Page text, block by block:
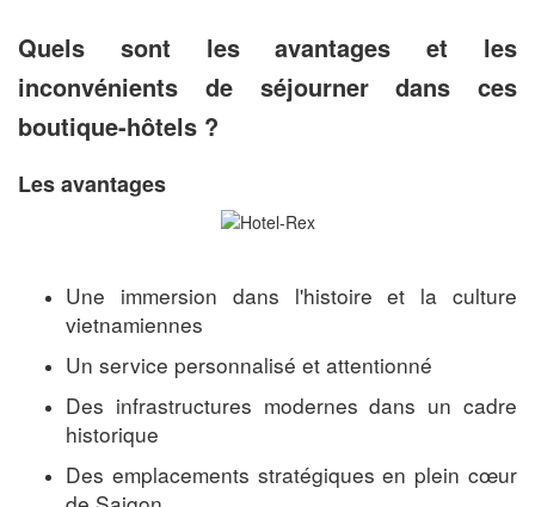
Quels sont les avantages et les
inconvénients de séjourner dans ces
boutique-hôtels ?
Les avantages
Une immersion dans l'histoire et la culture
vietnamiennes
Un service personnalisé et attentionné
Des infrastructures modernes dans un cadre
historique
Des emplacements stratégiques en plein cœur